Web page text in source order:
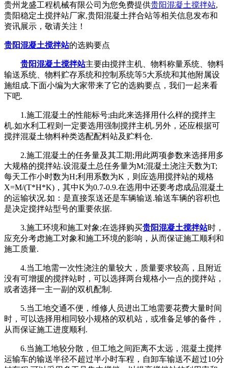
贵州龙盛工程机械有限公司为您免费提供贵阳混凝土搅拌站,
贵阳稳定土搅拌站厂家,贵阳混凝土拌合站等相关信息发布和
资讯展示，敬请关注！
贵阳混凝土搅拌站的选购要点
贵阳混凝土搅拌站主要由搅拌主机、物料称量系统、物料
输送系统、物料贮存系统和控制系统等5大系统和其他附属设
施组成.下面小编为大家带来了它的选购要点，我们一起来看
下吧.
1.施工混凝土的性能标号;由此来选择用什么样的搅拌主
机.如水利工程则一定要选用强制搅拌主机.另外，还应根据可
搅拌混凝土物料种类选配配料站及贮料仓.
2.施工混凝土的任务量及其工期;用此两项参数来选择用多
大规格的搅拌站.设混凝土总任务量为M;混凝土浇注天数为T;
每天工作小时数为H;利用系数为K，则应选用搅拌站的规格
X=M/(T*H*K)，其中K为0.7-0.9.在选用中还要考虑成品混凝土
的运输状况.如：是直接泵送还是车辆输送.输送车辆的容积也
是决定搅拌站型号的重要依据.
3.施工环境和施工对象;在选择购买贵阳混凝土搅拌站时，
应充分考虑施工对象和施工环境的影响，从而保证施工顺利和
施工质量.
4.当工地需一次性浇注的量较大，质量要求较高，且附近
没有可增援的搅拌站时，可以选择两台规格小一点的搅拌站，
或者选择一主一副的双机配制.
5.当工地交通不便，维修人员进出工地需要花费大量时间
时，可以选择用相同较小规格的双机站，或准备足够的备件，
从而保证施工进度顺利.
6.当施工地较分散，但工地之间距离不太远，混凝土搅拌
运输车的输送半径不超过半小时车程，自卸车输送不超过10分